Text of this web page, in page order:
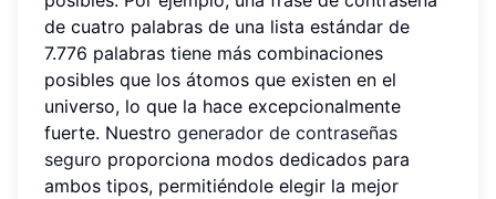
de cuatro palabras de una lista estándar de
7.776 palabras tiene más combinaciones
posibles que los átomos que existen en el
universo, lo que la hace excepcionalmente
fuerte. Nuestro generador de contraseñas
seguro proporciona modos dedicados para
ambos tipos, permitiéndole elegir la mejor